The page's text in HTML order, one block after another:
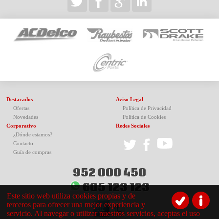
Destacados
Ofertas
Novedades
Corporativo
¿Dónde estamos?
Contacto
Guía de compras
Aviso Legal
Política de Privacidad
Política de Cookies
Redes Sociales
952 000 450
605 123 123
Este sitio web utiliza cookies propias y de
terceros para ofrecer una mejor experiencia y
servicio. Al navegar o utilizar nuestros servicios, aceptas el uso